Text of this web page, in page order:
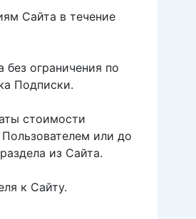
Сайта в течение
ограничения по
Подписки.
стоимости
или до
из Сайта.
к Сайту.